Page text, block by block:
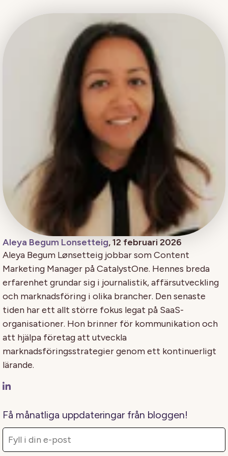
Aleya Begum Lonsetteig, 12 februari 2026
Aleya Begum Lønsetteig jobbar som Content
Marketing Manager på CatalystOne. Hennes breda
erfarenhet grundar sig i journalistik, affärsutveckling
och marknadsföring i olika brancher. Den senaste
tiden har ett allt större fokus legat på SaaS-
organisationer. Hon brinner för kommunikation och
att hjälpa företag att utveckla
marknadsföringsstrategier genom ett kontinuerligt
lärande.
Få månatliga uppdateringar från bloggen!